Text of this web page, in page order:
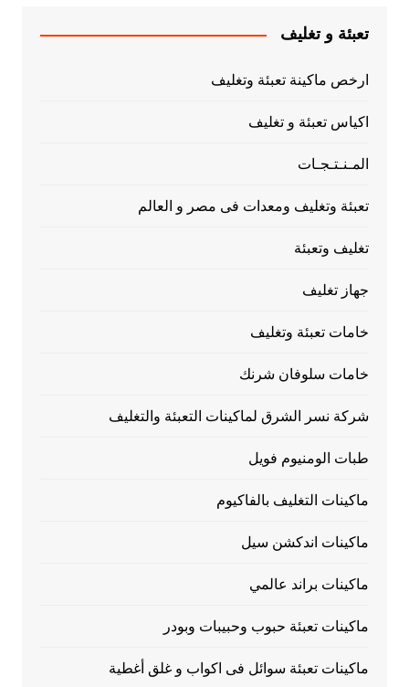
تعبئة و تغليف
ارخص ماكينة تعبئة وتغليف
اكياس تعبئة و تغليف
المـنـتـجـات
تعبئة وتغليف ومعدات فى مصر و العالم
تغليف وتعبئة
جهاز تغليف
خامات تعبئة وتغليف
خامات سلوفان شرنك
شركة نسر الشرق لماكينات التعبئة والتغليف
طبات الومنيوم فويل
ماكينات التغليف بالفاكيوم
ماكينات اندكشن سيل
ماكينات براند عالمي
ماكينات تعبئة حبوب وحبيبات وبودر
ماكينات تعبئة سوائل فى اكواب و غلق أغطية